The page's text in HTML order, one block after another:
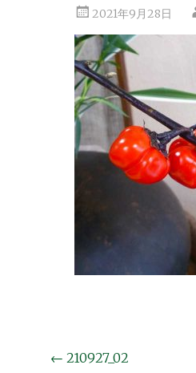
2021年9月28日
投
← 210927_02